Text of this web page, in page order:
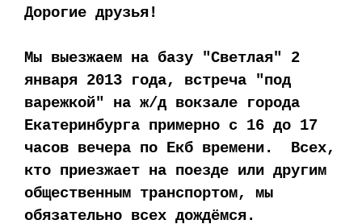
Дорогие друзья!
Мы выезжаем на базу "Светлая" 2
января 2013 года, встреча "под
варежкой" на ж/д вокзале города
Екатеринбурга примерно с 16 до 17
часов вечера по Екб времени. Всех,
кто приезжает на поезде или другим
общественным транспортом, мы
обязательно всех дождёмся.